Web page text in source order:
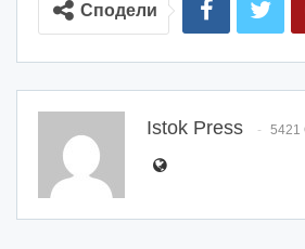
Сподели
Istok Press 5421